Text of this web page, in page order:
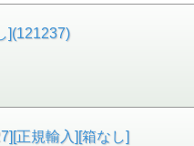
](121237)
正規輸入][箱なし]